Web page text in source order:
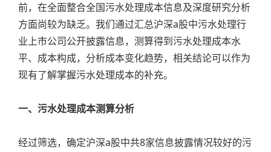
前，在全面整合全国污水处理成本信息及深度研究分析
方面尚较为缺乏。我们通过汇总沪深a股中污水处理行
业上市公司公开披露信息，测算得到污水处理成本水
平、成本构成，分析成本变化趋势，相关结论可以作为
现有了解掌握污水处理成本的补充。
一、污水处理成本测算分析
经过筛选，确定沪深a股中共8家信息披露情况较好的污